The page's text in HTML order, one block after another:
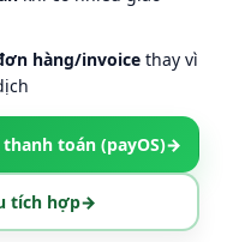
hàng/invoicethay vì
toán (payOS)→
tích hợp→